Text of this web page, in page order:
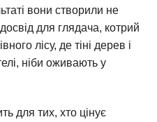
вони створили не
для глядача, котрий
лісу, де тіні дерев і
ніби оживають у
для тих, хто цінує